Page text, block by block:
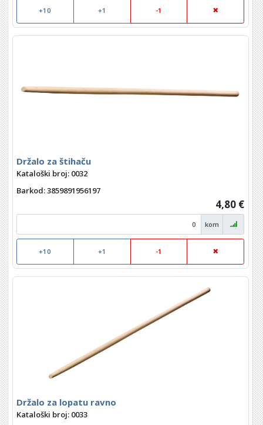
+10 +1 -1
Držalo za štihaču
Kataloški broj: 0032
Barkod: 3859891956197
4,80 €
kom
+10 +1 -1
Držalo za lopatu ravno
Kataloški broj: 0033